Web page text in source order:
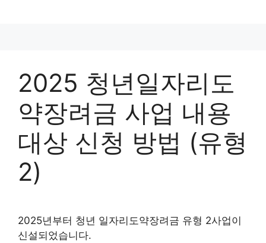
2025 청년일자리도
약장려금 사업 내용
대상 신청 방법 (유형
2)
2025년부터 청년 일자리도약장려금 유형 2사업이
신설되었습니다.